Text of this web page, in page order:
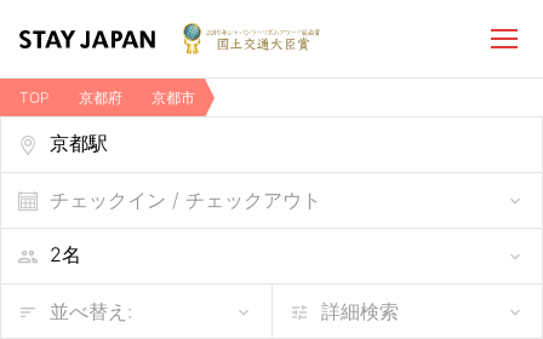
TOP 京都府 京都市
京都駅周辺の民泊・農泊・貸別荘・コテージ・古民家など
チェックイン / チェックアウト
並べ替え: 詳細検索